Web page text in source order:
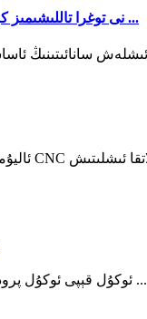
قانداق قىلىپ يۇقىرى سۈپەتلىك CNC نى توغرا تاللىشىمىز كېرەك ...
ئوكۇل قېپى ئوكۇل پرودونىڭ ئاساسلىق ئۈسكۈنىلىرىنىڭ بىرى ...